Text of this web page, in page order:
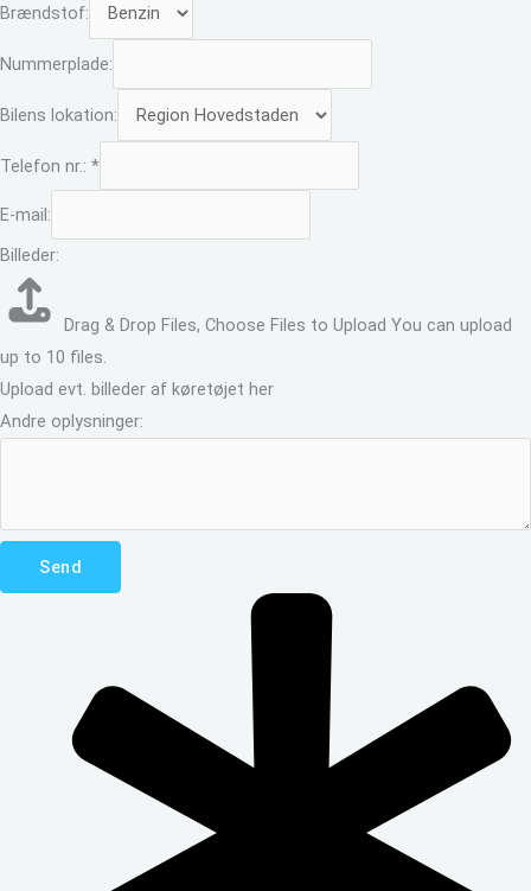
Brændstof:
Nummerplade:
Bilens lokation:
Telefon nr.: *
E-mail:
Billeder:
Drag & Drop Files, Choose Files to Upload You can upload
up to 10 files.
Upload evt. billeder af køretøjet her
Andre oplysninger:
Send